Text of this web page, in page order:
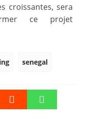
croissantes, sera
ce projet
senegal